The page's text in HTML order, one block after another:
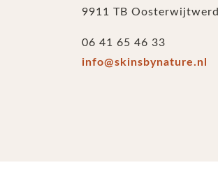
9911 TB Oosterwijtwerd
06 41 65 46 33
info@skinsbynature.nl